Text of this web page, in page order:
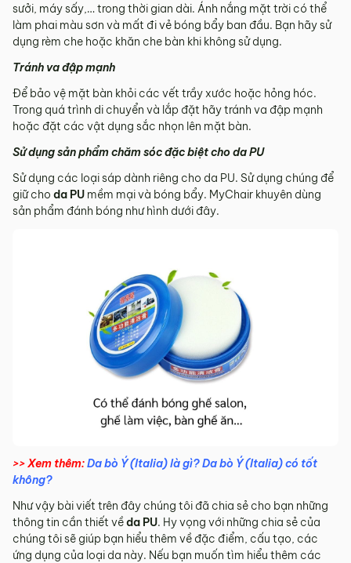
sưởi, máy sấy,… trong thời gian dài. Ánh nắng mặt trời có thể
làm phai màu sơn và mất đi vẻ bóng bẩy ban đầu. Bạn hãy sử
dụng rèm che hoặc khăn che bàn khi không sử dụng.
Tránh va đập mạnh
Để bảo vệ mặt bàn khỏi các vết trầy xước hoặc hỏng hóc.
Trong quá trình di chuyển và lắp đặt hãy tránh va đập mạnh
hoặc đặt các vật dụng sắc nhọn lên mặt bàn.
Sử dụng sản phẩm chăm sóc đặc biệt cho da PU
Sử dụng các loại sáp dành riêng cho da PU. Sử dụng chúng để
giữ cho da PU mềm mại và bóng bẩy. MyChair khuyên dùng
sản phẩm đánh bóng như hình dưới đây.
>> Xem thêm:Da bò Ý (Italia) là gì? Da bò Ý (Italia) có tốt
không?
Như vậy bài viết trên đây chúng tôi đã chia sẻ cho bạn những
thông tin cần thiết vềda PU. Hy vọng với những chia sẻ của
chúng tôi sẽ giúp bạn hiểu thêm về đặc điểm, cấu tạo, các
ứng dụng của loại da này. Nếu bạn muốn tìm hiểu thêm các